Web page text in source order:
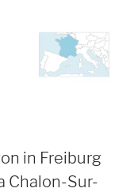
in Freiburg
Chalon-Sur-